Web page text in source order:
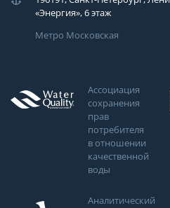
«Энергия», 6 этаж
Метро Московская
Ассоциация
сохранения
прав
потребителя
в отношении
качественной
воды
Аналитический